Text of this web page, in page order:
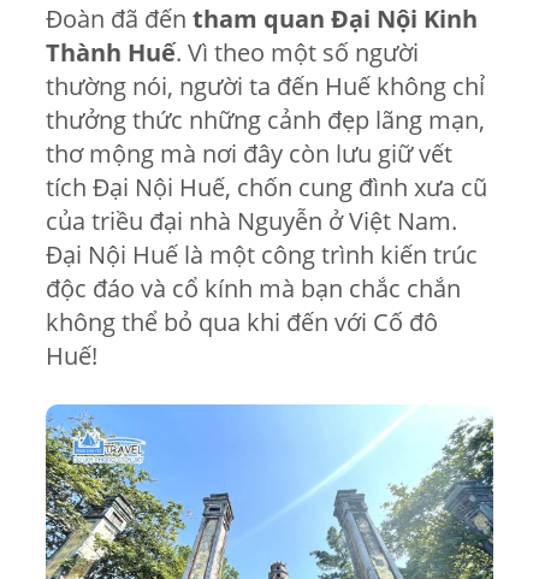
Đoàn đã đến tham quan Đại Nội Kinh
Thành Huế. Vì theo một số người
thường nói, người ta đến Huế không chỉ
thưởng thức những cảnh đẹp lãng mạn,
thơ mộng mà nơi đây còn lưu giữ vết
tích Đại Nội Huế, chốn cung đình xưa cũ
của triều đại nhà Nguyễn ở Việt Nam.
Đại Nội Huế là một công trình kiến trúc
độc đáo và cổ kính mà bạn chắc chắn
không thể bỏ qua khi đến với Cố đô
Huế!